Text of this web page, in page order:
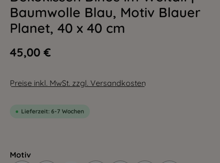
Baumwolle Blau, Motiv Blauer
Planet, 40 x 40 cm
45,00 €
Preise inkl. MwSt. zzgl. Versandkosten
Lieferzeit: 6-7 Wochen
Motiv